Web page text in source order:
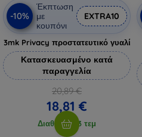
-10%
Έκπτωση
με
κουπόνι
EXTRA10
3mk Privacy προστατευτικό γυαλί
Κατασκευασμένο κατά
παραγγελία
20,89 €
18,81 €
Διαθέσιμο 3 τεμ